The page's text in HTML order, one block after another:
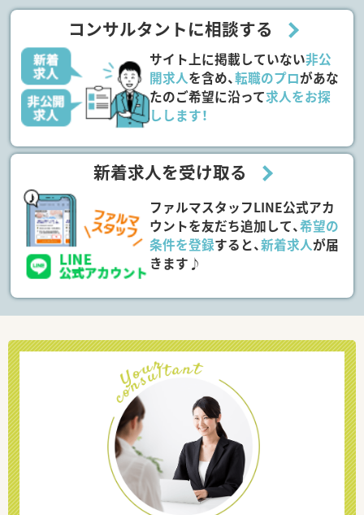
コンサルタントに相談する
サイト上に掲載していない非公
開求人を含め、転職のプロがあな
たのご希望に沿って求人をお探
しします！
新着求人を受け取る
ファルマスタッフLINE公式アカ
ウントを友だち追加して、希望の
条件を登録すると、新着求人が届
きます♪